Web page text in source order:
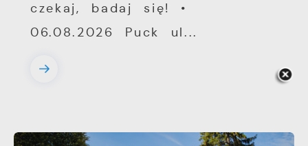
czekaj, badaj się! •
06.08.2026 Puck ul...